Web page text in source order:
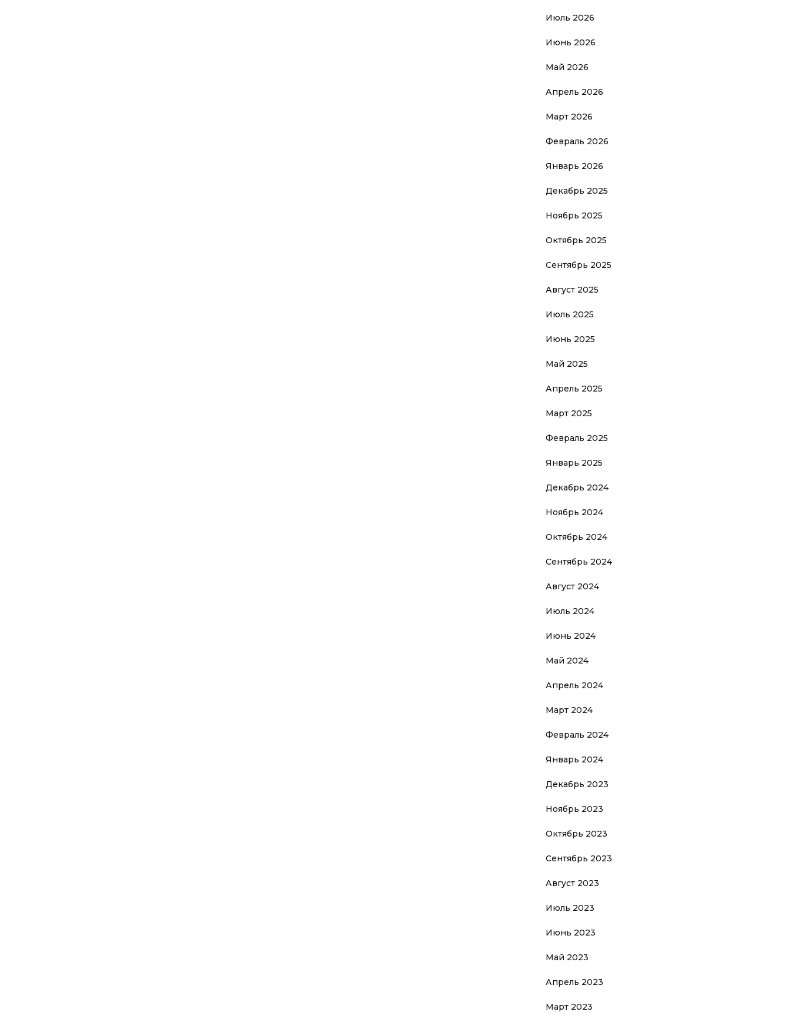
Июль 2026
Июнь 2026
Май 2026
Апрель 2026
Март 2026
Февраль 2026
Январь 2026
Декабрь 2025
Ноябрь 2025
Октябрь 2025
Сентябрь 2025
Август 2025
Июль 2025
Июнь 2025
Май 2025
Апрель 2025
Март 2025
Февраль 2025
Январь 2025
Декабрь 2024
Ноябрь 2024
Октябрь 2024
Сентябрь 2024
Август 2024
Июль 2024
Июнь 2024
Май 2024
Апрель 2024
Март 2024
Февраль 2024
Январь 2024
Декабрь 2023
Ноябрь 2023
Октябрь 2023
Сентябрь 2023
Август 2023
Июль 2023
Июнь 2023
Май 2023
Апрель 2023
Март 2023